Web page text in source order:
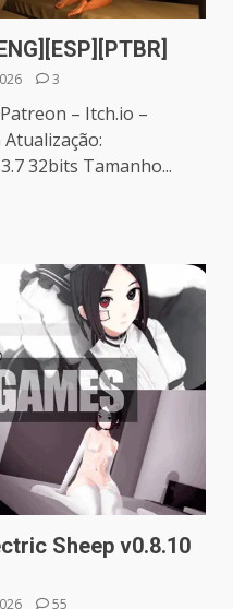
3
– Itch.io –
32bits Tamanho...
Sheep v0.8.10
55